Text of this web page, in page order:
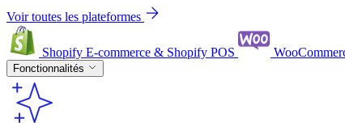
Voir toutes les plateformes
Shopify E-commerce & Shopify POS
Fonctionnalités